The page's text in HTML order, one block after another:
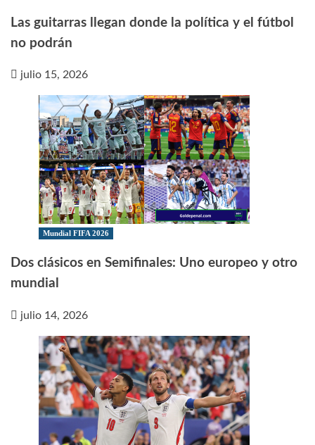
Las guitarras llegan donde la política y el fútbol
no podrán
julio 15, 2026
Mundial FIFA 2026
Dos clásicos en Semifinales: Uno europeo y otro
mundial
julio 14, 2026